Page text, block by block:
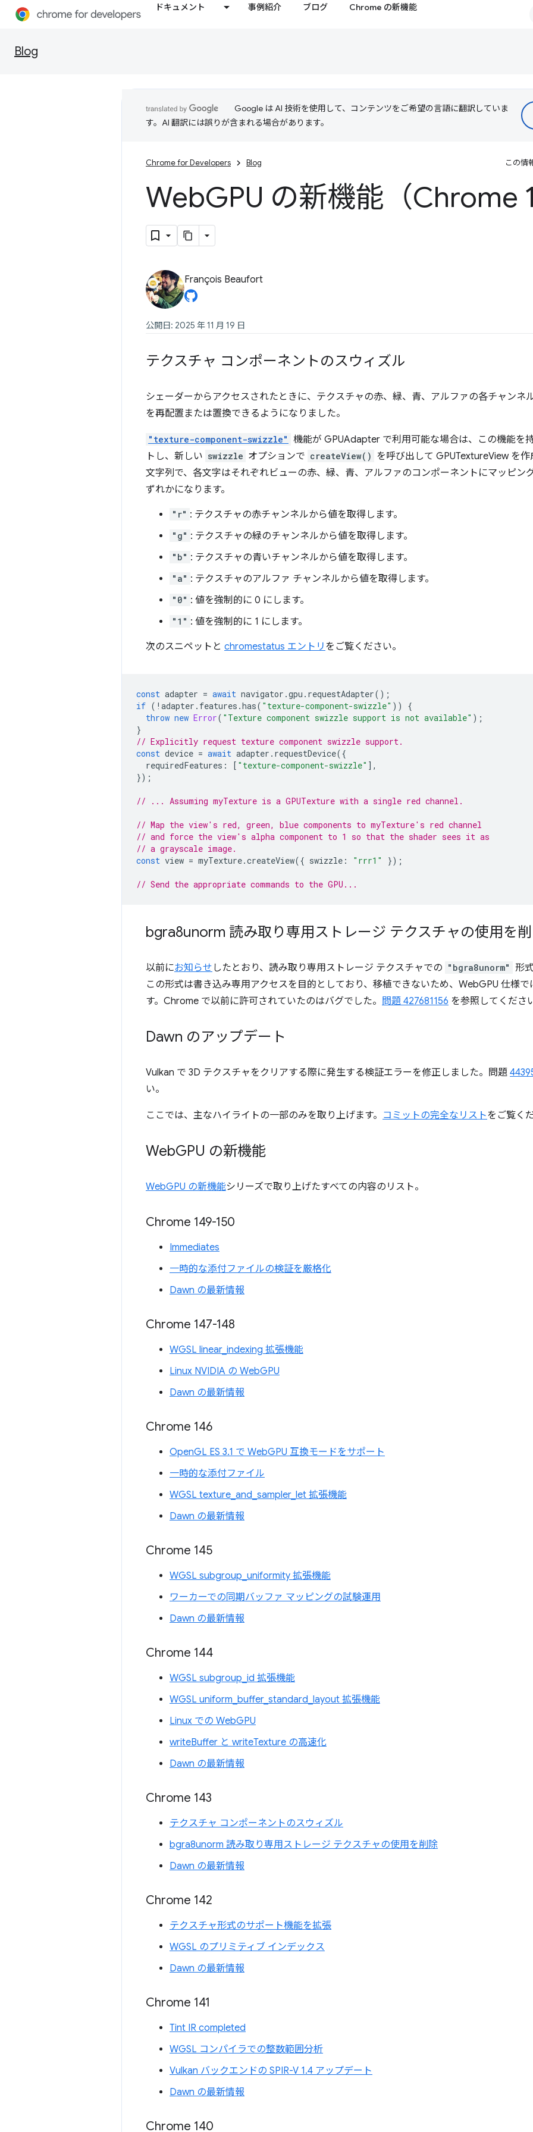
ドキュメント 事例紹介 ブログ Chrome の新機能
Blog
Google は AI 技術を使用して、コンテンツをご希望の言語に翻訳していま
す。AI 翻訳には誤りが含まれる場合があります。
Chrome for Developers Blog この情
WebGPU の新機能（Chrome
François Beaufort
公開日: 2025 年 11 月 19 日
テクスチャ コンポーネントのスウィズル
シェーダーからアクセスされたときに、テクスチャの赤、緑、青、アルファの各チャンネ
を再配置または置換できるようになりました。
"texture-component-swizzle" 機能が GPUAdapter で利用可能な場合は、この機能を
トし、新しい swizzle オプションで createView() を呼び出して GPUTextureView を
文字列で、各文字はそれぞれビューの赤、緑、青、アルファのコンポーネントにマッピン
ずれかになります。
"r" : テクスチャの赤チャンネルから値を取得します。
"g" : テクスチャの緑のチャンネルから値を取得します。
"b" : テクスチャの青いチャンネルから値を取得します。
"a" : テクスチャのアルファ チャンネルから値を取得します。
"0" : 値を強制的に 0 にします。
"1" : 値を強制的に 1 にします。
次のスニペットと chromestatus エントリ をご覧ください。
const adapter = await navigator .gpu . requestAdapter();
if ( ! adapter . features .has( "texture-component-swizzle" ))
{
throw new Error( "Texture component swizzle support is not available" );
}
// Explicitly request texture component swizzle support.
const device = await adapter . requestDevice({
requiredFeatures : [ "texture-component-swizzle" ],
});
// ... Assuming myTexture is a GPUTexture with a single red channel.
// Map the view's red, green, blue components to myTexture's red channel
// and force the view's alpha component to 1 so that the shader sees it as
// a grayscale image.
const view = myTexture.createView({ swizzle : "rrr1" });
// Send the appropriate commands to the GPU...
bgra8unorm 読み取り専用ストレージ テクスチャの使用を
以前にお知らせ したとおり、読み取り専用ストレージ テクスチャでの "bgra8unorm" 形
この形式は書き込み専用アクセスを目的としており、移植できないため、WebGPU 仕様
す。Chrome で以前に許可されていたのはバグでした。 問題 427681156 を参照してくださ
Dawn のアップデート
Vulkan で 3D テクスチャをクリアする際に発生する検証エラーを修正しました。問題
い。
ここでは、主なハイライトの一部のみを取り上げます。 コミットの完全なリストをご覧く
WebGPU の新機能
WebGPU の新機能シリーズで取り上げたすべての内容のリスト。
Chrome 149-150
Immediates
一時的な添付ファイルの検証を厳格化
Dawn の最新情報
Chrome 147-148
WGSL linear_indexing 拡張機能
Linux NVIDIA の WebGPU
Dawn の最新情報
Chrome 146
OpenGL ES 3.1 で WebGPU 互換モードをサポート
一時的な添付ファイル
WGSL texture_and_sampler_let 拡張機能
Dawn の最新情報
Chrome 145
WGSL subgroup_uniformity 拡張機能
ワーカーでの同期バッファ マッピングの試験運用
Dawn の最新情報
Chrome 144
WGSL subgroup_id 拡張機能
WGSL uniform_buffer_standard_layout 拡張機能
Linux での WebGPU
writeBuffer と writeTexture の高速化
Dawn の最新情報
Chrome 143
テクスチャ コンポーネントのスウィズル
bgra8unorm 読み取り専用ストレージ テクスチャの使用を削除
Dawn の最新情報
Chrome 142
テクスチャ形式のサポート機能を拡張
WGSL のプリミティブ インデックス
Dawn の最新情報
Chrome 141
Tint IR completed
WGSL コンパイラでの整数範囲分析
Vulkan バックエンドの SPIR-V 1.4 アップデート
Dawn の最新情報
Chrome 140